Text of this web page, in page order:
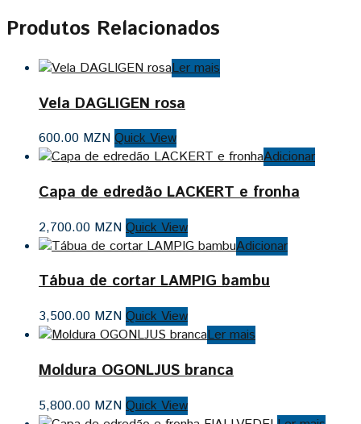
Produtos Relacionados
Ler mais
Vela DAGLIGEN rosa
600.00 MZN Quick View
Adicionar
Capa de edredão LACKERT e fronha
2,700.00 MZN Quick View
Adicionar
Tábua de cortar LAMPIG bambu
3,500.00 MZN Quick View
Ler mais
Moldura OGONLJUS branca
5,800.00 MZN Quick View